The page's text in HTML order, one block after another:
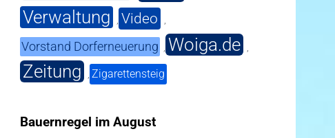
Verwaltung , Video ,
Vorstand Dorferneuerung , Woiga.de ,
Zeitung , Zigarettensteig
Bauernregel im August